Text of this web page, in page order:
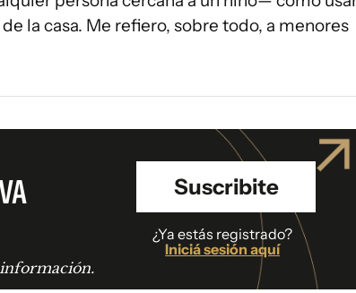
la casa. Me refiero, sobre todo, a menores
Suscribite
¿Ya estás registrado?
Iniciá sesión aquí